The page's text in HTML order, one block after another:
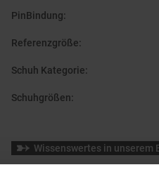
PinBindung:
Referenzgröße:
Schuh Kategorie:
Schuhgrößen:
Wissenswertes in unserem